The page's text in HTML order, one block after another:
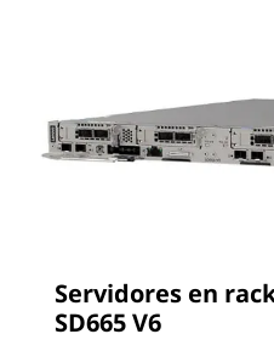
Servidores en
SD665 V6